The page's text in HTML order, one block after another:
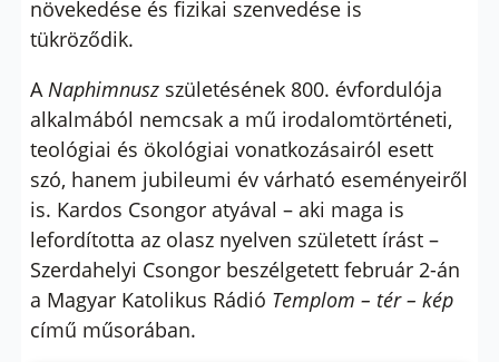
növekedése és fizikai szenvedése is
tükröződik.
ANaphimnuszszületésének 800. évfordulója
alkalmából nemcsak a mű irodalomtörténeti,
teológiai és ökológiai vonatkozásairól esett
szó, hanem jubileumi év várható eseményeiről
is. Kardos Csongor atyával – aki maga is
lefordította az olasz nyelven született írást –
Szerdahelyi Csongor beszélgetett február 2-án
a Magyar Katolikus Rádió Templom – tér – kép
című műsorában.